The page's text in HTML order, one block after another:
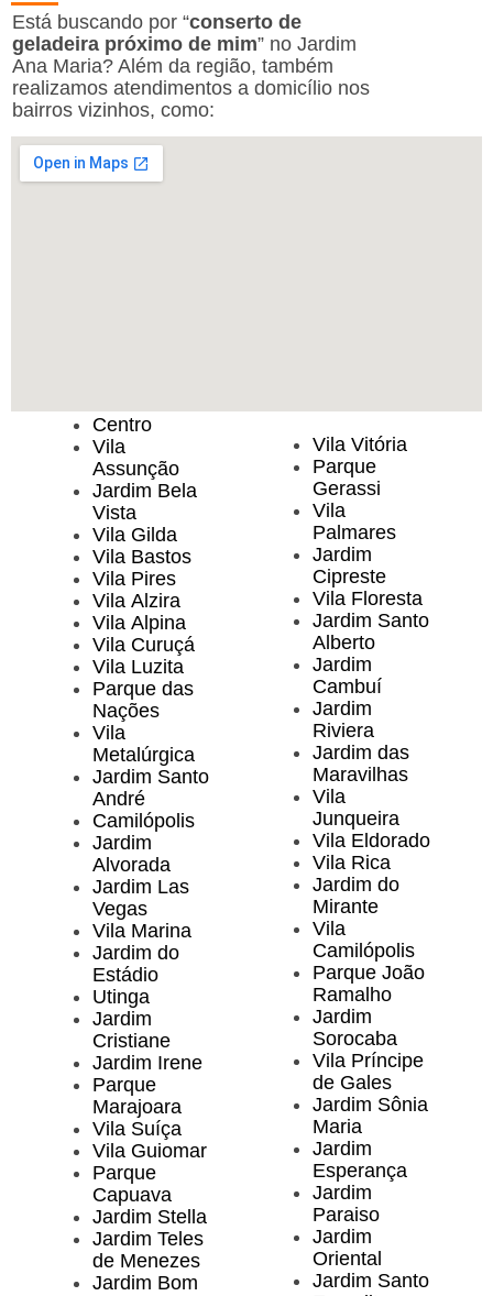
Está buscando por “conserto de
geladeira próximo de mim” no Jardim
Ana Maria? Além da região, também
realizamos atendimentos a domicílio nos
bairros vizinhos, como:
Centro
Vila
Assunção
Jardim Bela
Vista
Vila Gilda
Vila Bastos
Vila Pires
Vila Alzira
Vila Alpina
Vila Curuçá
Vila Luzita
Parque das
Nações
Vila
Metalúrgica
Jardim Santo
André
Camilópolis
Jardim
Alvorada
Jardim Las
Vegas
Vila Marina
Jardim do
Estádio
Utinga
Jardim
Cristiane
Jardim Irene
Parque
Marajoara
Vila Suíça
Vila Guiomar
Parque
Capuava
Jardim Stella
Jardim Teles
de Menezes
Jardim Bom
Vila Vitória
Parque
Gerassi
Vila
Palmares
Jardim
Cipreste
Vila Floresta
Jardim Santo
Alberto
Jardim
Cambuí
Jardim
Riviera
Jardim das
Maravilhas
Vila
Junqueira
Vila Eldorado
Vila Rica
Jardim do
Mirante
Vila
Camilópolis
Parque João
Ramalho
Jardim
Sorocaba
Vila Príncipe
de Gales
Jardim Sônia
Maria
Jardim
Esperança
Jardim
Paraiso
Jardim
Oriental
Jardim Santo